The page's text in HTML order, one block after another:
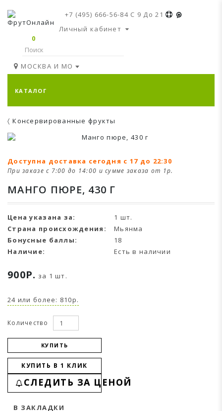
+7 (495) 666-56-84 C 9 До 21
Личный кабинет
0
МОСКВА И МО
КАТАЛОГ
Консервированные фрукты
Доступна доставка сегодня с 17 до 22:30
При заказе с 7:00 до 14:00 и сумме заказа от 1р.
МАНГО ПЮРЕ, 430 Г
Цена указана за:
1 шт.
Страна происхождения:
Мьянма
Бонусные баллы:
18
Наличие:
Есть в наличии
900Р. за 1 шт.
24 или более: 810р.
Количество
КУПИТЬ
КУПИТЬ В 1 КЛИК
СЛЕДИТЬ ЗА ЦЕНОЙ
В ЗАКЛАДКИ